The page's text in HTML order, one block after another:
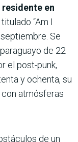
en
“Am I
Se
de 22
el post-punk,
y ochenta, su
atmósferas
de un